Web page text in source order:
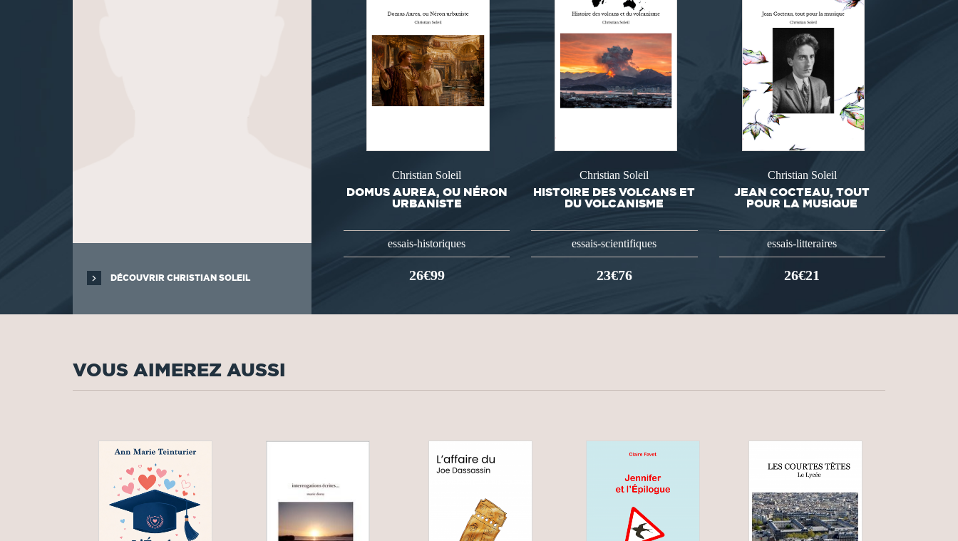
DÉCOUVRIR CHRISTIAN SOLEIL
Christian Soleil
DOMUS AUREA, OU NÉRON
URBANISTE
essais-historiques
26€99
Christian Soleil
HISTOIRE DES VOLCANS ET
DU VOLCANISME
essais-scientifiques
23€76
Christian Soleil
JEAN COCTEAU, TOUT
POUR LA MUSIQUE
essais-litteraires
26€21
VOUS AIMEREZ AUSSI